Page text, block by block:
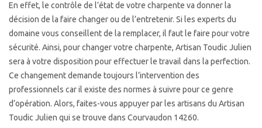
En effet, le contrôle de l’état de votre charpente va donner la
décision de la faire changer ou de l’entretenir. Si les experts du
domaine vous conseillent de la remplacer, il faut le faire pour votre
sécurité. Ainsi, pour changer votre charpente, Artisan Toudic Julien
sera à votre disposition pour effectuer le travail dans la perfection.
Ce changement demande toujours l’intervention des
professionnels car il existe des normes à suivre pour ce genre
d’opération. Alors, faites-vous appuyer par les artisans du Artisan
Toudic Julien qui se trouve dans Courvaudon 14260.